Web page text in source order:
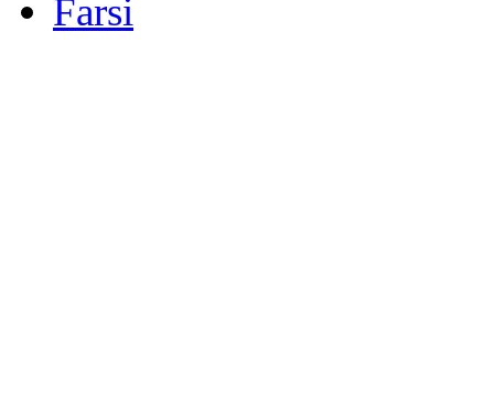
Farsi